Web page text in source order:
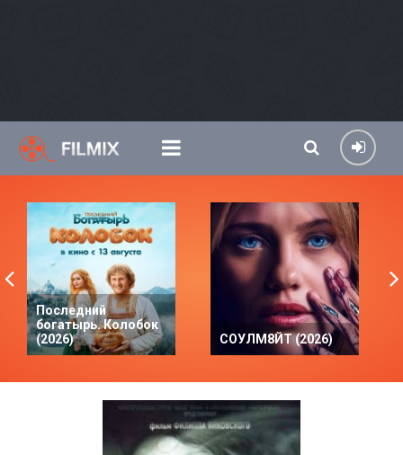
Последний
богатырь. Колобок
(2026)
СОУЛМ8ЙТ (2026)